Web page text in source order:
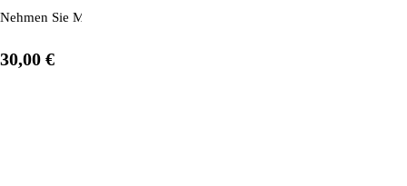
Nehmen Sie Magnesium in einer besonders reinen und vom Körper
30,00 €